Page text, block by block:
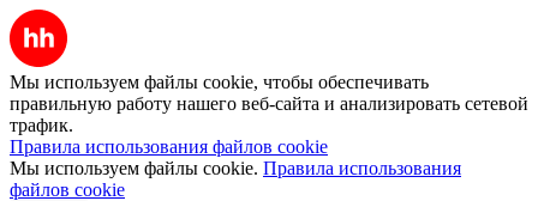
Мы используем файлы cookie, чтобы обеспечивать
правильную работу нашего веб-сайта и анализировать сетевой
трафик.
Правила использования файлов cookie
Мы используем файлы cookie. Правила использования
файлов cookie